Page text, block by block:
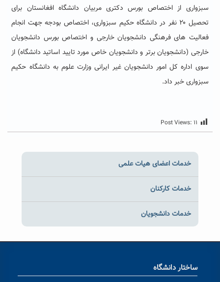
سبزواری از اختصاص بورس دکتری مربیان دانشگاه افغانستان برای
تحصیل ۲۰ نفر در دانشگاه حکیم سبزواری، اختصاص بودجه جهت انجام
فعالیت های فرهنگی دانشجویان خارجی و اختصاص بورس دانشجویان
خارجی (دانشجویان برتر و دانشجویان خاص مورد تایید اساتید دانشگاه) از
سوی اداره کل امور دانشجویان غیر ایرانی وزارت علوم به دانشگاه حکیم
سبزواری خبر داد.
Post Views: ۱۱
خدمات اعضای هیات علمی
خدمات کارکنان
خدمات دانشجویان
ساختار دانشگاه